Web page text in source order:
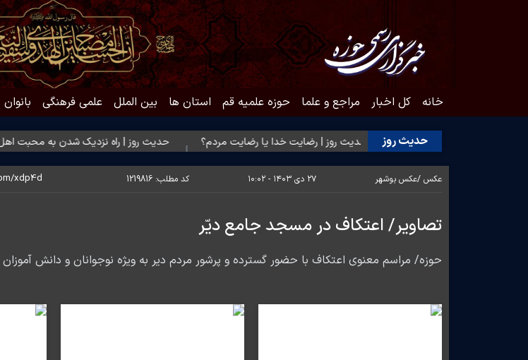
خانه کل اخبار مراجع و علما حوزه علمیه قم استان ها بین الملل علمی فرهنگی بانوان
حدیث روزحدیث روز | رضایت خدا یا رضایت مردم؟ حدیث روز | راه نزدیک شدن به محبت
عکس /عکس بوشهر ۲۷ دی ۱۴۰۳ - ۱۰:۰۲ کد مطلب: 1219816
تصاویر/ اعتکاف در مسجد جامع دیّر
حوزه/ مراسم معنوی اعتکاف با حضور گسترده و پرشور مردم دیر به ویژه نوجوانان و دانش